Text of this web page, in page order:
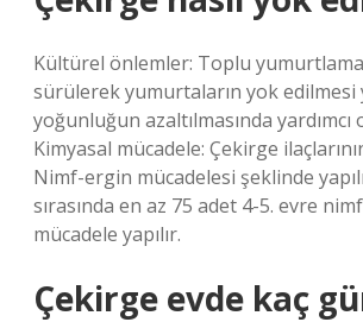
Kültürel önlemler: Toplu yumurtlama
sürülerek yumurtaların yok edilmesi
yoğunluğun azaltılmasında yardımcı
Kimyasal mücadele: Çekirge
Nimf-ergin mücadelesi şeklinde
sırasında en az 75 adet 4-5. evre
mücadele yapılır.
Çekirge evde kaç